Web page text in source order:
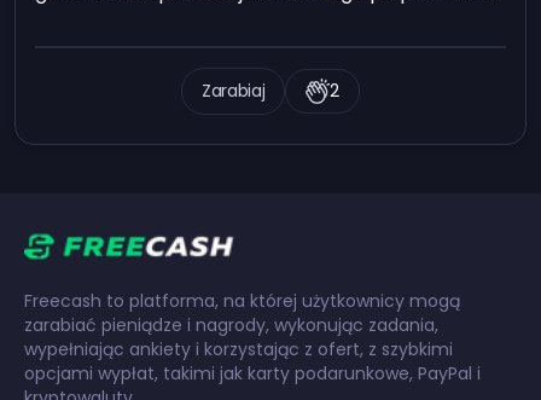
Zarabiaj 2
Freecash to platforma, na której użytkownicy mogą
zarabiać pieniądze i nagrody, wykonując zadania,
wypełniając ankiety i korzystając z ofert, z szybkimi
opcjami wypłat, takimi jak karty podarunkowe, PayPal i